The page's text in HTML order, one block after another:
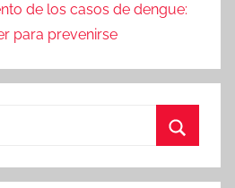
de los casos de dengue:
para prevenirse